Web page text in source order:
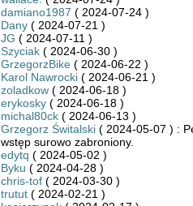
damiano1987 ( 2024-07-24 )
Dany( 2024-07-21 )
JG ( 2024-07-11 )
Szyciak( 2024-06-30 )
GrzegorzBike( 2024-06-22 )
Karol Nawrocki( 2024-06-21 )
zoladkow( 2024-06-18 )
erykosky( 2024-06-18 )
michal80ck( 2024-06-13 )
Grzegorz Świtalski( 2024-05-07 ) :
wstęp surowo zabroniony.
edytq ( 2024-05-02 )
Byku ( 2024-04-28 )
chris-tof( 2024-03-30 )
trutut( 2024-02-21 )